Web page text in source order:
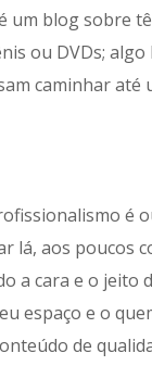
um blog sobre
ou DVDs;
caminhar até
é
lá, aos poucos
a cara e o jeito
espaço e o
de